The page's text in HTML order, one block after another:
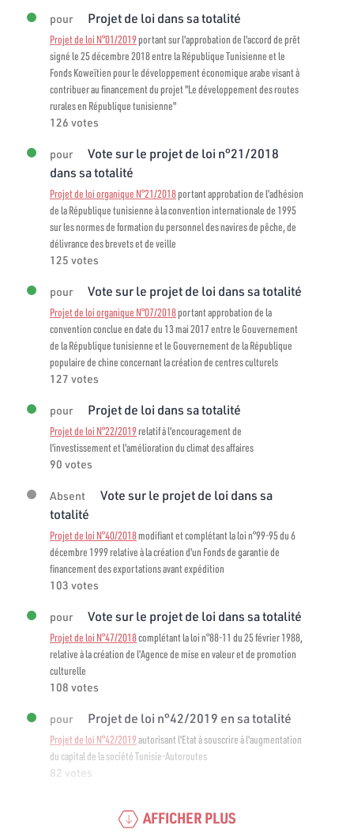
pour Projet de loi dans sa totalité
Projet de loi N°01/2019portant sur l'approbation de l'accord de prêt
signé le 25 décembre 2018 entre la République Tunisienne et le
Fonds Koweïtien pour le développement économique arabe visant à
contribuer au financement du projet "Le développement des routes
rurales en République tunisienne"
126 votes
pour
Vote sur le projet de loi n°21/2018
dans sa totalité
Projet de loi organique N°21/2018portant approbation de l’adhésion
de la République tunisienne à la convention internationale de 1995
sur les normes de formation du personnel des navires de pêche, de
délivrance des brevets et de veille
125 votes
pour Vote sur le projet de loi dans sa totalité
Projet de loi organique N°07/2018portant approbation de la
convention conclue en date du 13 mai 2017 entre le Gouvernement
de la République tunisienne et le Gouvernement de la République
populaire de chine concernant la création de centres culturels
127 votes
pour Projet de loi dans sa totalité
Projet de loi N°22/2019relatif à l'encouragement de
l'investissement et l'amélioration du climat des affaires
90 votes
Absent
Vote sur le projet de loi dans sa
totalité
Projet de loi N°40/2018modifiant et complétant la loi n°99-95 du 6
décembre 1999 relative à la création d'un Fonds de garantie de
financement des exportations avant expédition
103 votes
pour Vote sur le projet de loi dans sa totalité
Projet de loi N°47/2018complétant la loi n°88-11 du 25 février 1988,
relative à la création de l’Agence de mise en valeur et de promotion
culturelle
108 votes
pour Projet de loi n°42/2019 en sa totalité
Projet de loi N°42/2019autorisant l'Etat à souscrire à l'augmentation
du capital de la société Tunisie-Autoroutes
82 votes
AFFICHER PLUS